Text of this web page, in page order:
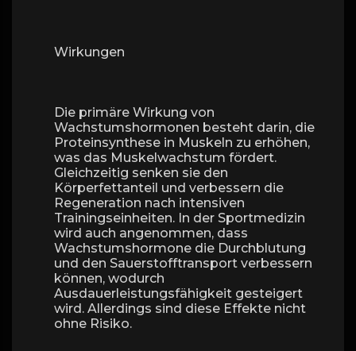
Wirkungen
Die primäre Wirkung von
Wachstumshormonen besteht darin, die
Proteinsynthese in Muskeln zu erhöhen,
was das Muskelwachstum fördert.
Gleichzeitig senken sie den
Körperfettanteil und verbessern die
Regeneration nach intensiven
Trainingseinheiten. In der Sportmedizin
wird auch angenommen, dass
Wachstumshormone die Durchblutung
und den Sauerstofftransport verbessern
können, wodurch
Ausdauerleistungsfähigkeit gesteigert
wird. Allerdings sind diese Effekte nicht
ohne Risiko.